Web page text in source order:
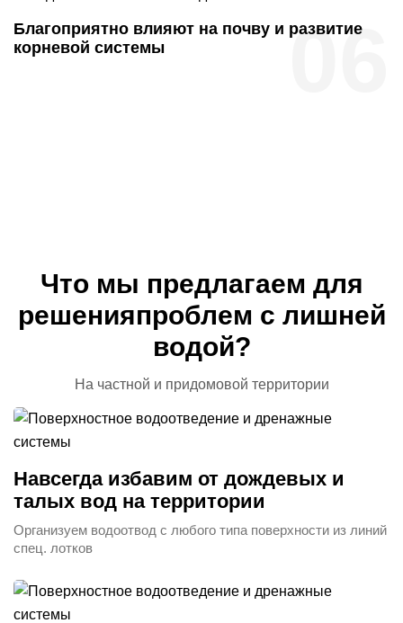
06
Благоприятно влияют на почву и развитие
корневой системы
Что мы предлагаем для
решенияпроблем с лишней
водой?
На частной и придомовой территории
Навсегда избавим от дождевых и
талых вод на территории
Организуем водоотвод с любого типа поверхности из линий
спец. лотков